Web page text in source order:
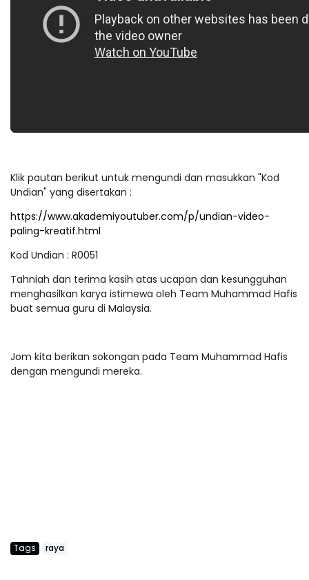
Klik pautan berikut untuk mengundi dan masukkan "Kod
Undian" yang disertakan :
https://www.akademiyoutuber.com/p/undian-video-
paling-kreatif.html
Kod Undian : R0051
Tahniah dan terima kasih atas ucapan dan kesungguhan
menghasilkan karya istimewa oleh Team Muhammad Hafis
buat semua guru di Malaysia.
Jom kita berikan sokongan pada Team Muhammad Hafis
dengan mengundi mereka.
Tags raya